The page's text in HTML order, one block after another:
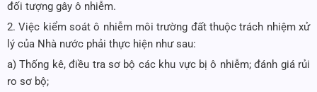
đối tượng gây ô nhiễm.
2. Việc kiểm soát ô nhiễm môi trường đất thuộc trách nhiệm xử
lý của Nhà nước phải thực hiện như sau:
a) Thống kê, điều tra sơ bộ các khu vực bị ô nhiễm; đánh giá rủi
ro sơ bộ;